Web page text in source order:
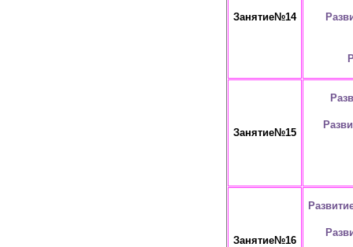
Занятие№14
Занятие№15
Занятие№16